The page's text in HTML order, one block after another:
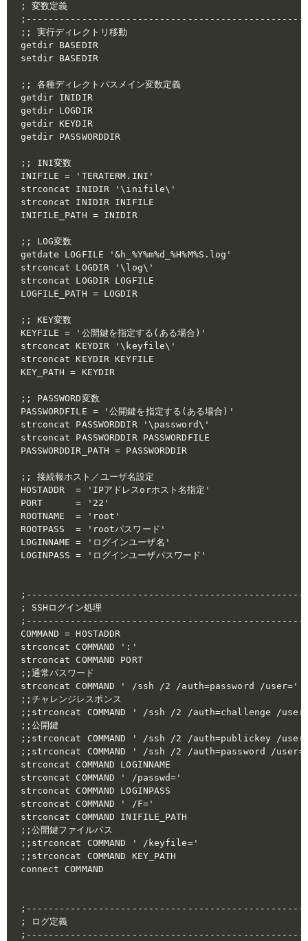
; 変数定義
;; 実行ディレクトリ移動
getdir BASEDIR
setdir BASEDIR
;; 各種ディレクトパスメイン変数定義
getdir INIDIR
getdir LOGDIR
getdir KEYDIR
getdir PASSWORDDIR
;; INI変数
INIFILE = 'TERATERM.INI'
strconcat INIDIR '\inifile\'
strconcat INIDIR INIFILE
INIFILE_PATH = INIDIR
;; LOG変数
getdate LOGFILE '&h_%Y%m%d_%H%M%S.log'
strconcat LOGDIR '\log\'
strconcat LOGDIR LOGFILE
LOGFILE_PATH = LOGDIR
;; KEY変数
KEYFILE = '公開鍵を指定する(ある場合)'
strconcat KEYDIR '\keyfile\'
strconcat KEYDIR KEYFILE
KEY_PATH = KEYDIR
;; PASSWORD変数
PASSWORDFILE = '公開鍵を指定する(ある場合)'
strconcat PASSWORDDIR '\password\'
strconcat PASSWORDDIR PASSWORDFILE
PASSWORDDIR_PATH = PASSWORDDIR
;; 接続報ホスト／ユーザ名設定
HOSTADDR  = 'IPアドレスorホスト名指定'
PORT      = '22'
ROOTNAME  = 'root'
ROOTPASS  = 'rootパスワード'
LOGINNAME = 'ログインユーザ名'
LOGINPASS = 'ログインユーザパスワード'
; SSHログイン処理
COMMAND = HOSTADDR
strconcat COMMAND ':'
strconcat COMMAND PORT
;;通常パスワード
strconcat COMMAND ' /ssh /2 /auth=password /user='
;;チャレンジレスポンス
;;strconcat COMMAND ' /ssh /2 /auth=challenge /
;;公開鍵
;;strconcat COMMAND ' /ssh /2 /auth=publickey /
;;strconcat COMMAND ' /ssh /2 /auth=password /
strconcat COMMAND LOGINNAME
strconcat COMMAND ' /passwd='
strconcat COMMAND LOGINPASS
strconcat COMMAND ' /F='
strconcat COMMAND INIFILE_PATH
;;公開鍵ファイルパス
;;strconcat COMMAND ' /keyfile='
;;strconcat COMMAND KEY_PATH
connect COMMAND
; ログ定義